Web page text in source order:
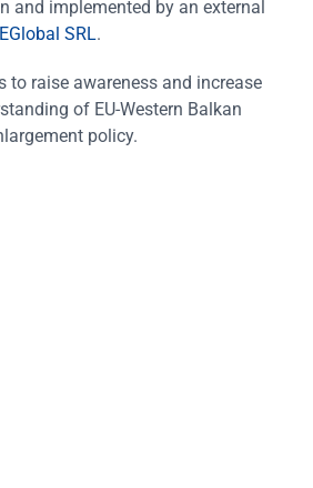
and implemented by an external
SRL.
to raise awareness and increase
of EU-Western Balkan
policy.